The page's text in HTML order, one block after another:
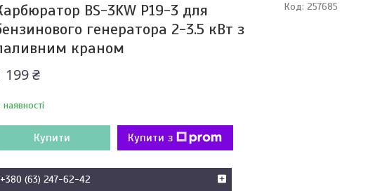
BS-3KW P19-3 для
генератора 2-3.5 кВт з
краном
199 ₴
наявності
Код: 257685
Купити Купити з
+380 (63) 247-62-42